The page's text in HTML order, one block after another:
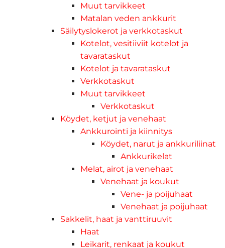
Muut tarvikkeet
Matalan veden ankkurit
Säilytyslokerot ja verkkotaskut
Kotelot, vesitiiviit kotelot ja
tavarataskut
Kotelot ja tavarataskut
Verkkotaskut
Muut tarvikkeet
Verkkotaskut
Köydet, ketjut ja venehaat
Ankkurointi ja kiinnitys
Köydet, narut ja ankkuriliinat
Ankkurikelat
Melat, airot ja venehaat
Venehaat ja koukut
Vene- ja poijuhaat
Venehaat ja poijuhaat
Sakkelit, haat ja vanttiruuvit
Haat
Leikarit, renkaat ja koukut